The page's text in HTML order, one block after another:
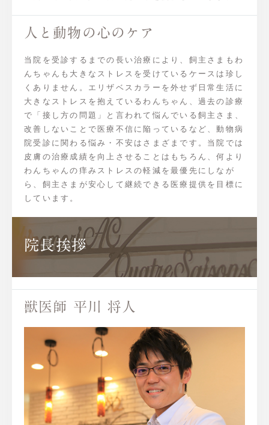
人と動物の心のケア
当院を受診するまでの長い治療により、飼主さまもわ
んちゃんも大きなストレスを受けているケースは珍し
くありません。エリザベスカラーを外せず日常生活に
大きなストレスを抱えているわんちゃん、過去の診療
で「接し方の問題」と言われて悩んでいる飼主さま、
改善しないことで医療不信に陥っているなど、動物病
院受診に関わる悩み・不安はさまざまです。当院では
皮膚の治療成績を向上させることはもちろん、何より
わんちゃんの痒みストレスの軽減を最優先にしなが
ら、飼主さまが安心して継続できる医療提供を目標に
しています。
院長挨拶
獣医師 平川 将人